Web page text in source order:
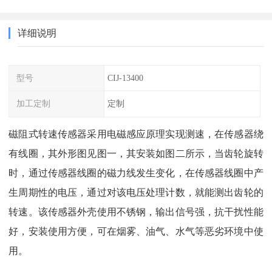
详细说明
型号 CIJ-13400
加工定制 定制
磁阻式转速传感器采用电磁感应原理实现测速，在传感器绕
有线圈，其外形图见图一，其安装如图二所示，当齿轮旋转
时，通过传感器线圈的磁力线发生变化，在传感器线圈中产
生周期性的电压，通过对该电压处理计数，就能测出齿轮的
转速。该传感器外壳使用不锈钢，输出信号强，抗干扰性能
好，安装使用方便，可在烟雾、油气、水气等恶劣环境中使
用。